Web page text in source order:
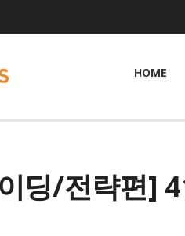
HOME
딩/전략편]